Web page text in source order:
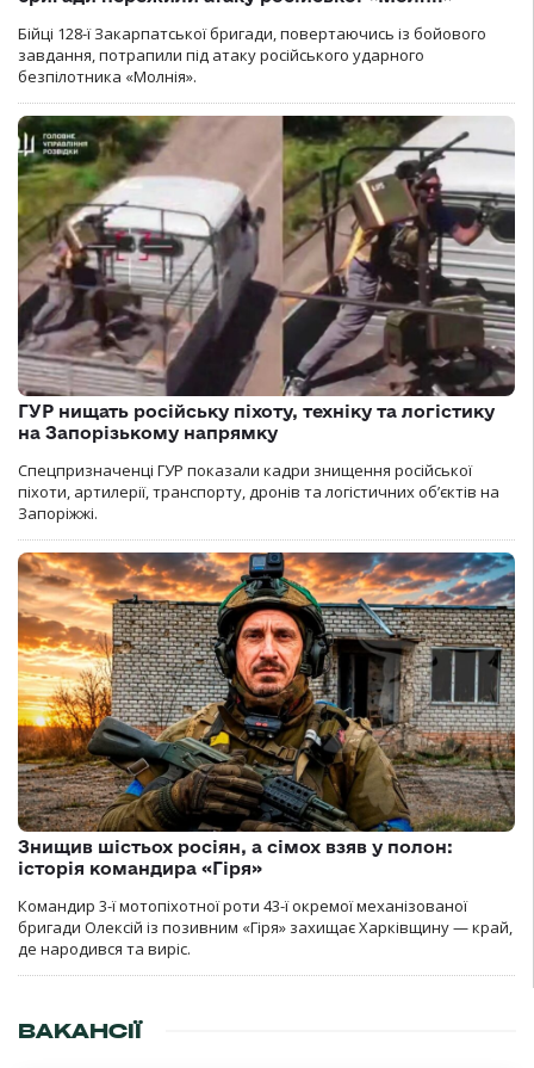
Бійці 128-ї Закарпатської бригади, повертаючись із бойового
завдання, потрапили під атаку російського ударного
безпілотника «Молнія».
ГУР нищать російську піхоту, техніку та логістику
на Запорізькому напрямку
Спецпризначенці ГУР показали кадри знищення російської
піхоти, артилерії, транспорту, дронів та логістичних об’єктів на
Запоріжжі.
Знищив шістьох росіян, а сімох взяв у полон:
історія командира «Гіря»
Командир 3-ї мотопіхотної роти 43-ї окремої механізованої
бригади Олексій із позивним «Гіря» захищає Харківщину — край,
де народився та виріс.
ВАКАНСІЇ